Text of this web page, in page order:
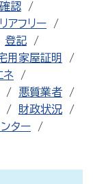
認
アフリー
登記
用家屋証明
ネ
悪質業者
財政状況
ター